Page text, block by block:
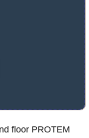
floor PROTEM